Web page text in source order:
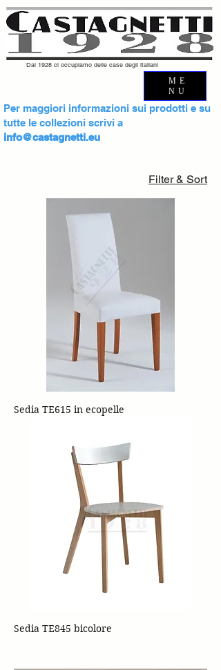
Dal 1928 ci occupiamo delle case degli italiani
Per maggiori informazioni sui prodotti e su
tutte le collezioni scrivi a
info@castagnetti.eu
ME
NU
Filter & Sort
Sedia TE615 in ecopelle
Sedia TE845 bicolore